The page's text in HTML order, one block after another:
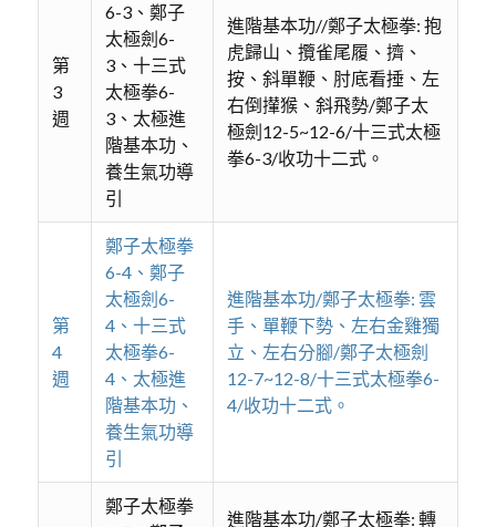
第
3
週
6-3、鄭子
太極劍6-
3、十三式
太極拳6-
3、太極進
階基本功、
養生氣功導
引
進階基本功//鄭子太極拳: 抱
虎歸山、攬雀尾履、擠、
按、斜單鞭、肘底看捶、左
右倒攆猴、斜飛勢/鄭子太
極劍12-5~12-6/十三式太極
拳6-3/收功十二式。
第
4
週
鄭子太極拳
6-4、鄭子
太極劍6-
4、十三式
太極拳6-
4、太極進
階基本功、
養生氣功導
引
進階基本功/鄭子太極拳: 雲
手、單鞭下勢、左右金雞獨
立、左右分腳/鄭子太極劍
12-7~12-8/十三式太極拳6-
4/收功十二式。
鄭子太極拳
進階基本功/鄭子太極拳: 轉